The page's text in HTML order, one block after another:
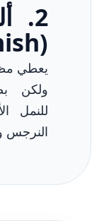
2.
(Wood Finish):
يعطي
ولكن
للنمل
النرجس